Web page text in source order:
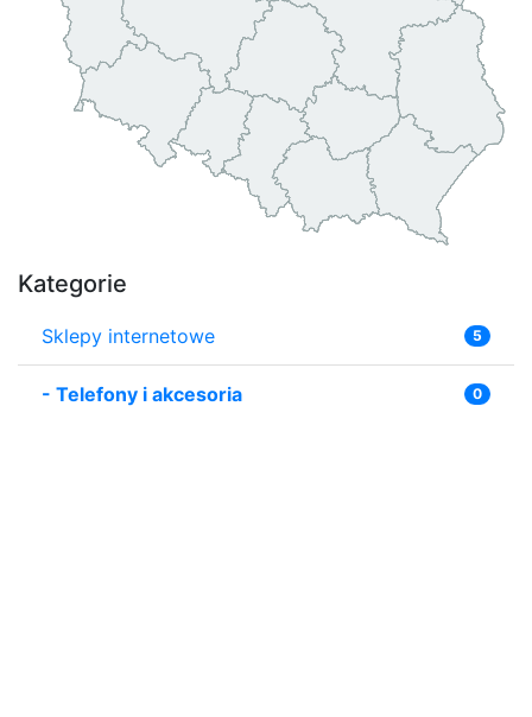
Kategorie
Sklepy internetowe 5
- Telefony i akcesoria 0